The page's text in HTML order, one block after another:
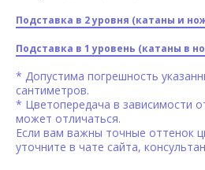
Подставка в 2 уровня (катаны и
Подставка в 1 уровень (катаны в
* Допустима погрешность
сантиметров.
* Цветопередача в зависимости
может отличаться.
Если вам важны точные оттенок
уточните в чате сайта,